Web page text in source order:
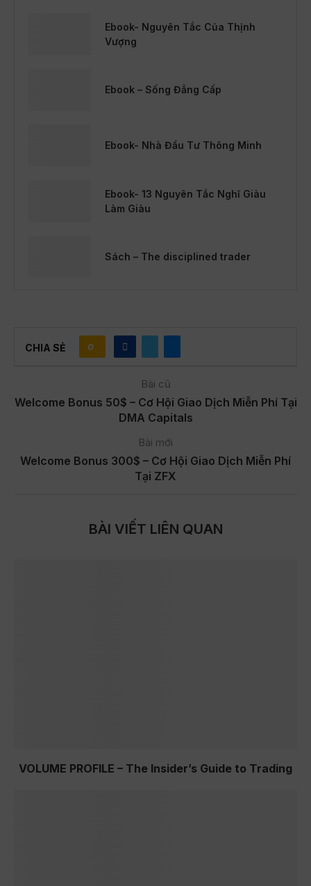
Ebook- Nguyên Tắc Của Thịnh
Vượng
Ebook – Sống Đẳng Cấp
Ebook- Nhà Đầu Tư Thông Minh
Ebook- 13 Nguyên Tắc Nghĩ Giàu
Làm Giàu
Sách – The disciplined trader
CHIA SẺ 0
Bài cũ
Welcome Bonus 50$ – Cơ Hội Giao Dịch Miễn Phí Tại
DMA Capitals
Bài mới
Welcome Bonus 300$ – Cơ Hội Giao Dịch Miễn Phí
Tại ZFX
BÀI VIẾT LIÊN QUAN
VOLUME PROFILE – The Insider’s Guide to Trading